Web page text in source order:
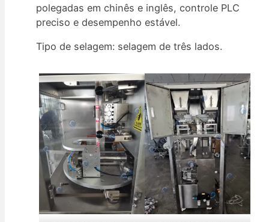
polegadas em chinês e inglês, controle PLC
preciso e desempenho estável.
Tipo de selagem: selagem de três lados.